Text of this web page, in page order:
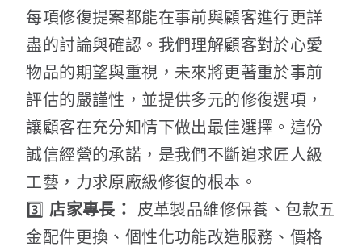
每項修復提案都能在事前與顧客進行更詳
盡的討論與確認。我們理解顧客對於心愛
物品的期望與重視，未來將更著重於事前
評估的嚴謹性，並提供多元的修復選項，
讓顧客在充分知情下做出最佳選擇。這份
誠信經營的承諾，是我們不斷追求匠人級
工藝，力求原廠級修復的根本。
3️⃣ 店家專長：
皮革製品維修保養、包款五
金配件更換、個性化功能改造服務、價格